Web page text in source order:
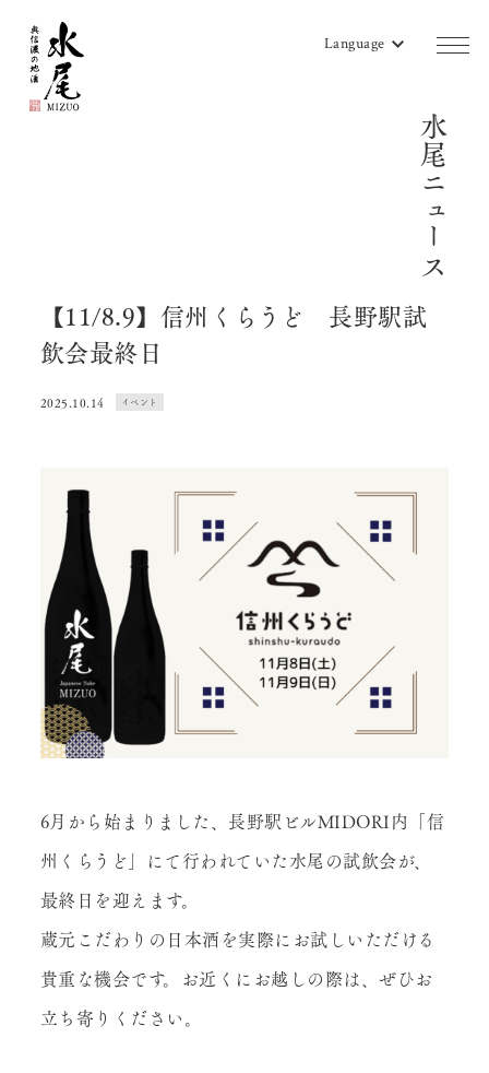
Language
商品一覧
蔵のご案内
販売店リスト
水尾地酒ツーリズム
お問い合わせ
アクセス
オンラインショップ
水尾ニュース
【11/8.9】信州くらうど 長野駅試
飲会最終日
2025.10.14 イベント
6月から始まりました、長野駅ビルMIDORI内「信
州くらうど」にて行われていた水尾の試飲会が、
最終日を迎えます。
蔵元こだわりの日本酒を実際にお試しいただける
貴重な機会です。お近くにお越しの際は、ぜひお
立ち寄りください。